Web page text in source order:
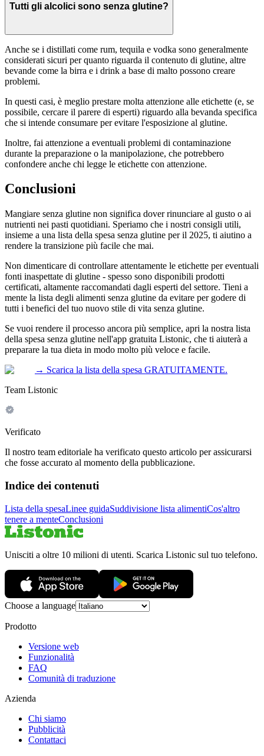
Tutti gli alcolici sono senza glutine?
Anche se i distillati come rum, tequila e vodka sono generalmente
considerati sicuri per quanto riguarda il contenuto di glutine, altre
bevande come la birra e i drink a base di malto possono creare
problemi.
In questi casi, è meglio prestare molta attenzione alle etichette (e, se
possibile, cercare il parere di esperti) riguardo alla bevanda specifica
che si intende consumare per evitare l'esposizione al glutine.
Inoltre, fai attenzione a eventuali problemi di contaminazione
durante la preparazione o la manipolazione, che potrebbero
confondere anche chi legge le etichette con attenzione.
Conclusioni
Mangiare senza glutine non significa dover rinunciare al gusto o ai
nutrienti nei pasti quotidiani. Speriamo che i nostri consigli utili,
insieme a una lista della spesa senza glutine per il 2025, ti aiutino a
rendere la transizione più facile che mai.
Non dimenticare di controllare attentamente le etichette per eventuali
fonti inaspettate di glutine - spesso sono disponibili prodotti
certificati, altamente raccomandati dagli esperti del settore. Tieni a
mente la lista degli alimenti senza glutine da evitare per godere di
tutti i benefici del tuo nuovo stile di vita senza glutine.
Se vuoi rendere il processo ancora più semplice, apri la nostra lista
della spesa senza glutine nell'app gratuita Listonic, che ti aiuterà a
preparare la tua dieta in modo molto più veloce e facile.
→ Scarica la lista della spesa GRATUITAMENTE.
Team Listonic
Verificato
Il nostro team editoriale ha verificato questo articolo per assicurarsi
che fosse accurato al momento della pubblicazione.
Indice dei contenuti
Lista della spesaLinee guidaSuddivisione lista alimentiCos'altro
tenere a menteConclusioni
Unisciti a oltre 10 milioni di utenti. Scarica Listonic sul tuo telefono.
Choose a language
Prodotto
Versione web
Funzionalità
FAQ
Comunità di traduzione
Azienda
Chi siamo
Pubblicità
Contattaci